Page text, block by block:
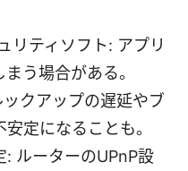
リティソフト: アプリ
う場合がある。
クアップの遅延やブ
定になることも。
: ルーターのUPnP設